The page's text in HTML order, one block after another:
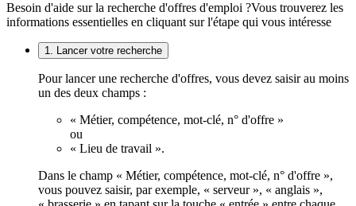
Besoin d'aide sur la recherche d'offres d'emploi ?Vous trouverez les
informations essentielles en cliquant sur l'étape qui vous intéresse
1. Lancer votre recherche
Pour lancer une recherche d'offres, vous devez saisir au moins
un des deux champs :
« Métier, compétence, mot-clé, n° d'offre »
ou
« Lieu de travail ».
Dans le champ « Métier, compétence, mot-clé, n° d'offre »,
vous pouvez saisir, par exemple, « serveur », « anglais »,